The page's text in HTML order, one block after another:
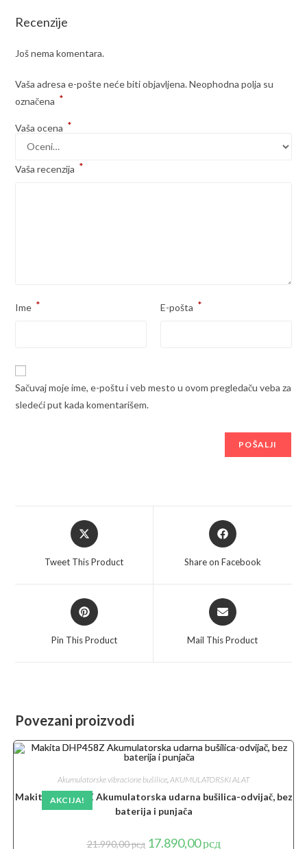
Recenzije
Još nema komentara.
Vaša adresa e-pošte neće biti objavljena. Neophodna polja su
označena *
Vaša ocena *
Vaša recenzija *
Ime * E-pošta *
Sačuvaj moje ime, e-poštu i veb mesto u ovom pregledaču veba za
sledeći put kada komentarišem.
Opens
in
Tweet This Product
Opens
in
Share on Facebook
Opens
in
Pin This Product
Opens
in
Mail This Product
Povezani proizvodi
AKCIJA!
Akumulatorske vibracione bušilice AKUMULATORSKI ALAT
Makita DHP458Z Akumulatorska udarna bušilica-odvijač, bez
baterija i punjača
21.990,00рсд Originalna
17.890,00рсдTrenutna